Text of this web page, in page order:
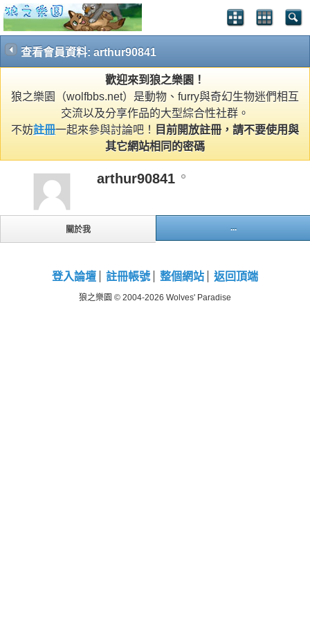
查看會員資料: arthur90841
歡迎來到狼之樂園！
狼之樂園（wolfbbs.net）是動物、furry與奇幻生物迷們相互
交流以及分享作品的大型綜合性社群。
不妨註冊一起來參與討論吧！
目前開放註冊，請不要使用與
其它網站相同的密碼
arthur90841
關於我 ...
登入論壇 註冊帳號 整個網站 返回頂端
狼之樂園 © 2004-2026 Wolves' Paradise